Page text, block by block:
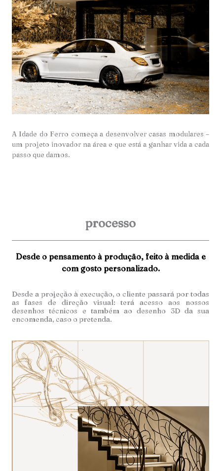
A Idade do Ferro começa a desenvolver casas modulares –
um projeto inovador na área e que está a ganhar vida a cada
passo que damos.
processo
Desde o pensamento à produção, feito à medida e
com gosto personalizado.
Desde a projeção à execução, o cliente passará por todas
as fases de direção visual: terá acesso aos nossos
desenhos técnicos e também ao desenho 3D da sua
encomenda, caso o pretenda.